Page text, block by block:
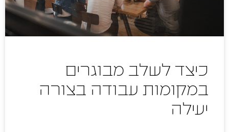
כיצד לשלב מבוגרים
במקומות עבודה בצורה
יעילה